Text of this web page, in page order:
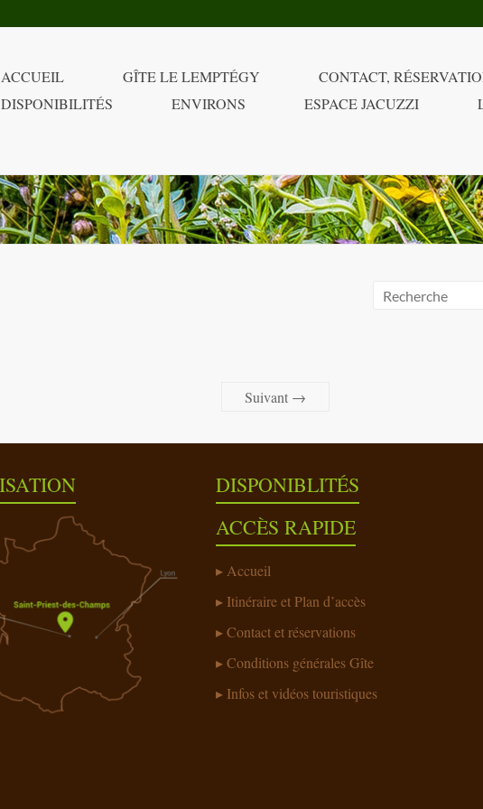
ACCUEIL GÎTE LE LEMPTÉGY
CONTACT,
DISPONIBILITÉS
ENVIRONS ESPACE JACUZZI
Suivant →
DISPONIBLITÉS
ACCÈS RAPIDE
Accueil
Itinéraire et Plan d’accès
Contact et réservations
Conditions générales Gîte
Infos et vidéos touristiques